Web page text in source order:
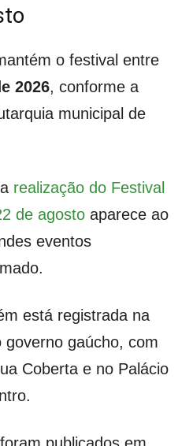
o festival entre
2026, conforme a
municipal de
realização do Festival
de agosto aparece ao
eventos
está registrada na
gaúcho, com
Coberta e no Palácio